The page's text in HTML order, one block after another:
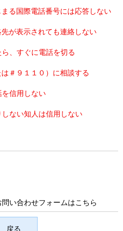
る国際電話番号には応答しない
が表示されても連絡しない
、すぐに電話を切る
＃９１１０）に相談する
信用しない
ない知人は信用しない
い合わせフォームはこちら
戻る